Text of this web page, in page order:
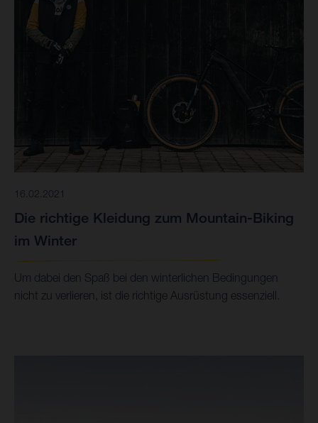
16.02.2021
Die richtige Kleidung zum Mountain-Biking
im Winter
Um dabei den Spaß bei den winterlichen Bedingungen
nicht zu verlieren, ist die richtige Ausrüstung essenziell.